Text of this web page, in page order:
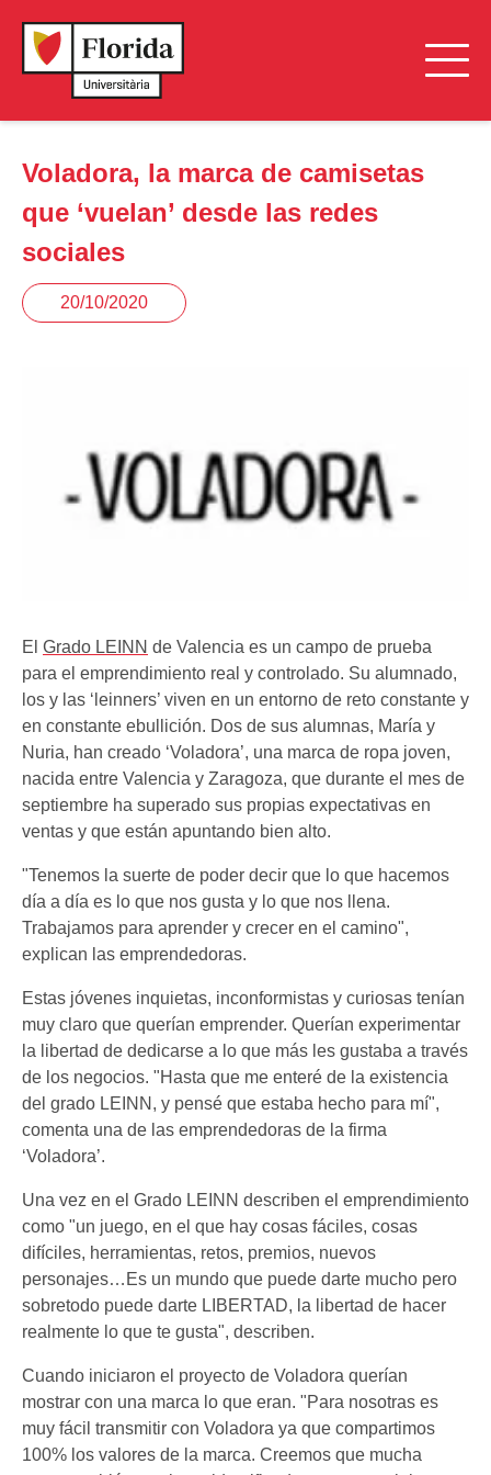
Voladora, la marca de camisetas
que ‘vuelan’ desde las redes
sociales
20/10/2020
El Grado LEINN de Valencia es un campo de prueba
para el emprendimiento real y controlado. Su alumnado,
los y las ‘leinners’ viven en un entorno de reto constante y
en constante ebullición. Dos de sus alumnas, María y
Nuria, han creado ‘Voladora’, una marca de ropa joven,
nacida entre Valencia y Zaragoza, que durante el mes de
septiembre ha superado sus propias expectativas en
ventas y que están apuntando bien alto.
"Tenemos la suerte de poder decir que lo que hacemos
día a día es lo que nos gusta y lo que nos llena.
Trabajamos para aprender y crecer en el camino",
explican las emprendedoras.
Estas jóvenes inquietas, inconformistas y curiosas tenían
muy claro que querían emprender. Querían experimentar
la libertad de dedicarse a lo que más les gustaba a través
de los negocios. "Hasta que me enteré de la existencia
del grado LEINN, y pensé que estaba hecho para mí",
comenta una de las emprendedoras de la firma
‘Voladora’.
Una vez en el Grado LEINN describen el emprendimiento
como "un juego, en el que hay cosas fáciles, cosas
difíciles, herramientas, retos, premios, nuevos
personajes…Es un mundo que puede darte mucho pero
sobretodo puede darte LIBERTAD, la libertad de hacer
realmente lo que te gusta", describen.
Cuando iniciaron el proyecto de Voladora querían
mostrar con una marca lo que eran. "Para nosotras es
muy fácil transmitir con Voladora ya que compartimos
100% los valores de la marca. Creemos que mucha